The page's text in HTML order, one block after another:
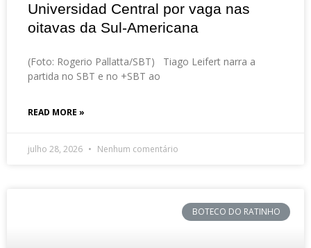
Universidad Central por vaga nas
oitavas da Sul-Americana
(Foto: Rogerio Pallatta/SBT) Tiago Leifert narra a
partida no SBT e no +SBT ao
READ MORE »
julho 28, 2026 Nenhum comentário
BOTECO DO RATINHO